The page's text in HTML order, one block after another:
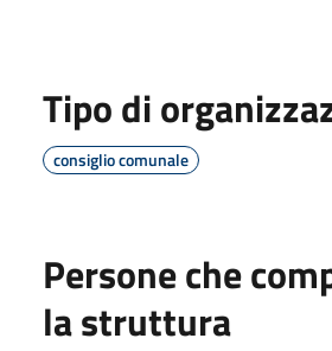
Tipo di
consiglio comunale
Persone che
la struttura